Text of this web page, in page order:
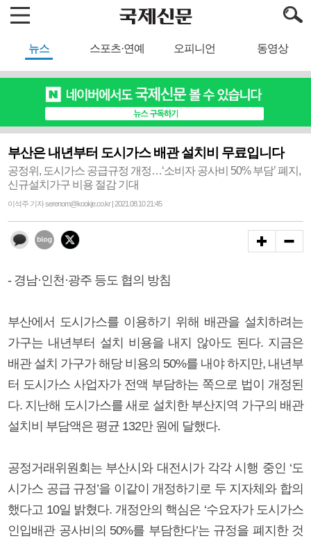
뉴스 스포츠·연예 오피니언 동영상
부산은 내년부터 도시가스 배관 설치비 무료입니다
공정위, 도시가스 공급규정 개정…‘소비자 공사비 50% 부담’ 폐지,
신규설치가구 비용 절감 기대
이석주 기자 serenom@kookje.co.kr | 2021.08.10 21:45
- 경남·인천·광주 등도 협의 방침
부산에서 도시가스를 이용하기 위해 배관을 설치하려는
가구는 내년부터 설치 비용을 내지 않아도 된다. 지금은
배관 설치 가구가 해당 비용의 50%를 내야 하지만, 내년부
터 도시가스 사업자가 전액 부담하는 쪽으로 법이 개정된
다. 지난해 도시가스를 새로 설치한 부산지역 가구의 배관
설치비 부담액은 평균 132만 원에 달했다.
공정거래위원회는 부산시와 대전시가 각각 시행 중인 ‘도
시가스 공급 규정’을 이같이 개정하기로 두 지자체와 합의
했다고 10일 밝혔다. 개정안의 핵심은 ‘수요자가 도시가스
인입배관 공사비의 50%를 부담한다’는 규정을 폐지한 것